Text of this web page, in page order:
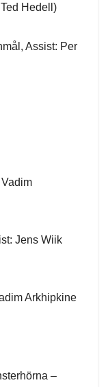
Hedell)
Assist: Per
Jens Wiik
Arkhipkine
–